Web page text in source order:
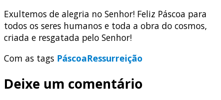
Exultemos de alegria no Senhor! Feliz Páscoa para
todos os seres humanos e toda a obra do cosmos,
criada e resgatada pelo Senhor!
Com as tags PáscoaRessurreição
Deixe um comentário